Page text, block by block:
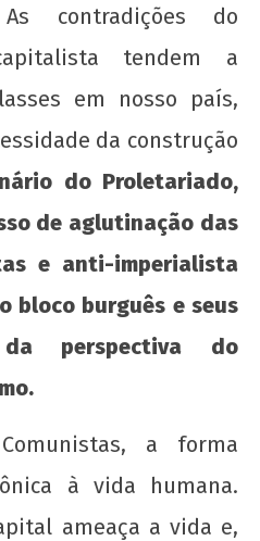
contradições do
tendem a
em nosso país,
da construção
do Proletariado,
de aglutinação das
e anti-imperialista
bloco burguês e seus
perspectiva do
a forma
à vida humana.
ameaça a vida e,